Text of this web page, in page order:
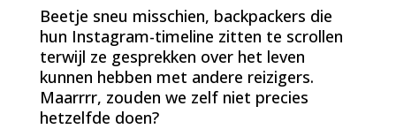
Beetje sneu misschien, backpackers die
hun Instagram-timeline zitten te scrollen
terwijl ze gesprekken over het leven
kunnen hebben met andere reizigers.
Maarrrr, zouden we zelf niet precies
hetzelfde doen?